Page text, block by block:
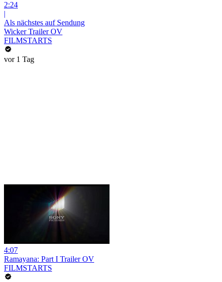
2:24
|
Als nächstes auf Sendung
Wicker Trailer OV
FILMSTARTS
vor 1 Tag
4:07
Ramayana: Part I Trailer OV
FILMSTARTS